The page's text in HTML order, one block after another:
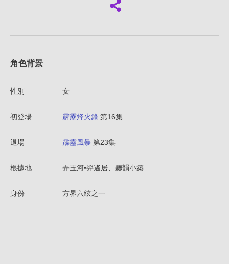
角色背景
性別 女
初登場 霹靂烽火錄 第16集
退場 霹靂風暴 第23集
根據地 弄玉河•羿遙居、聽韻小築
身份 方界六絃之一